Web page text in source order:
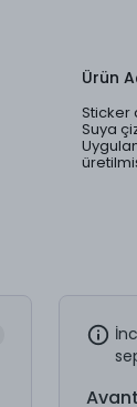
Ürün
Sticker
Suya